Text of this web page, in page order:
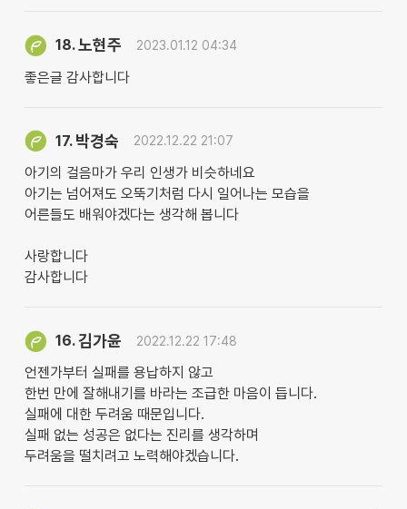
18.노현주 2023.01.12 04:34
좋은글 감사합니다
17. 박경숙 2022.12.22 21:07
아기의 걸음마가 우리 인생가 비슷하네요
아기는 넘어져도 오뚝기처럼 다시 일어나는 모습을
어른들도 배워야겠다는 생각해 봅니다
사랑합니다
감사합니다
16.김가윤 2022.12.22 17:48
언젠가부터 실패를 용납하지 않고
한번 만에 잘해내기를 바라는 조급한 마음이 듭니다.
실패에 대한 두려움 때문입니다.
실패 없는 성공은 없다는 진리를 생각하며
두려움을 떨치려고 노력해야겠습니다.